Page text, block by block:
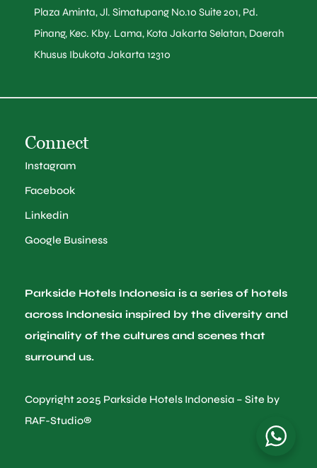
Plaza Aminta, Jl. Simatupang No.10 Suite 201, Pd.
Pinang, Kec. Kby. Lama, Kota Jakarta Selatan, Daerah
Khusus Ibukota Jakarta 12310
Connect
Instagram
Facebook
Linkedin
Google Business
Parkside Hotels Indonesia is a series of hotels
across Indonesia inspired by the diversity and
originality of the cultures and scenes that
surround us.
Copyright 2025 Parkside Hotels Indonesia – Site by
RAF-Studio®